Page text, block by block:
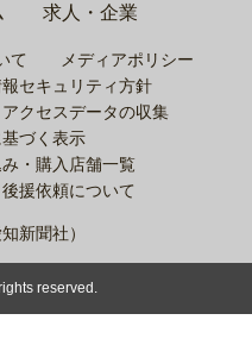
求人・企業
て
メディアポリシー
セキュリティ方針
アクセスデータの収集
づく表示
・購入店舗一覧
後援依頼について
新聞社）
reserved.